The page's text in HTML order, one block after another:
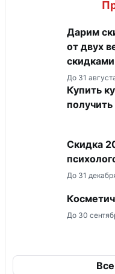
Дарим
от двух
До 31
Купить
Скидка
До 31
До 30